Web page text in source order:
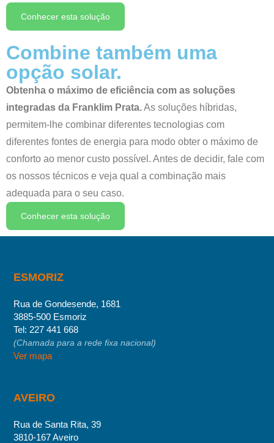
Conhecer esta solução
Combine também uma
opção solar.
Obtenha o máximo de eficiência com as soluções
integradas da Franklim Prata.As soluções híbridas,
permitem-lhe combinar diferentes tecnologias com
diferentes fontes de energia para modo obter o máximo de
conforto ao menor custo possível. Antes de decidir, fale com
os nossos técnicos e veja qual a combinação mais
adequada para o seu caso.
Conhecer esta solução
ESMORIZ
Rua de Gondesende, 1681
3885-500 Esmoriz
Tel: 227 441 668
(Chamada para a rede fixa nacional)
Ver mapa
AVEIRO
Rua de Santa Rita, 39
3810-167 Aveiro